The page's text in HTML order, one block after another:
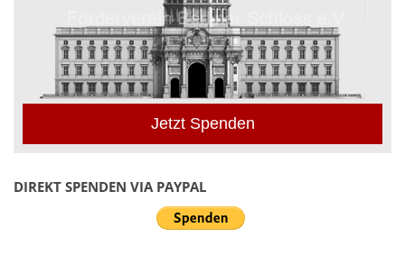
Jetzt Spenden
DIREKT SPENDEN VIA PAYPAL